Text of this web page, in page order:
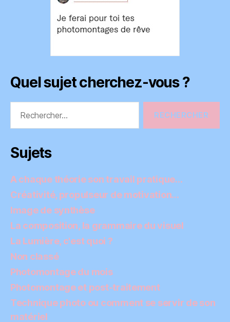
Quel sujet cherchez-vous ?
Sujets
A chaque théorie son travail pratique…
Créativité, propulseur de motivation…
Image de synthèse
La composition, la grammaire du visuel
La Lumière, c'est quoi ?
Non classé
Photomontage du mois
Photomontage et post-traitement
Technique photo ou comment se servir de son
matériel